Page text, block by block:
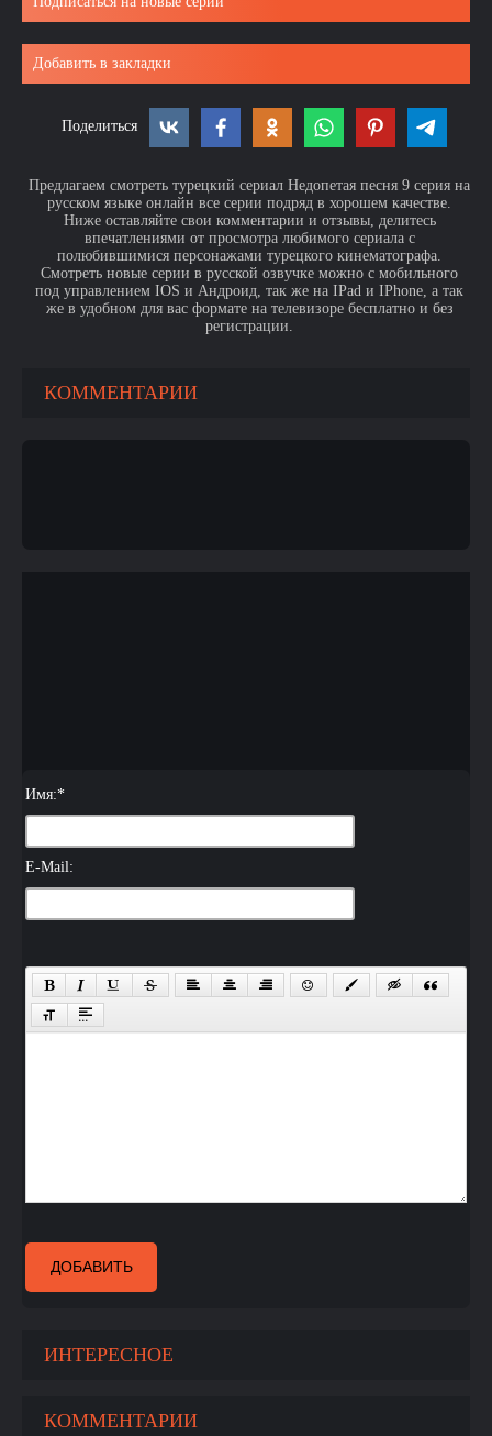
Добавить в закладки
Поделиться
Предлагаем смотреть турецкий сериал Недопетая песня 9 серия на
русском языке онлайн все серии подряд в хорошем качестве.
Ниже оставляйте свои комментарии и отзывы, делитесь
впечатлениями от просмотра любимого сериала с
полюбившимися персонажами турецкого кинематографа.
Смотреть новые серии в русской озвучке можно с мобильного
под управлением IOS и Андроид, так же на IPad и IPhone, а так
же в удобном для вас формате на телевизоре бесплатно и без
регистрации.
КОММЕНТАРИИ
Имя:*
E-Mail:
ДОБАВИТЬ
ИНТЕРЕСНОЕ
КОММЕНТАРИИ